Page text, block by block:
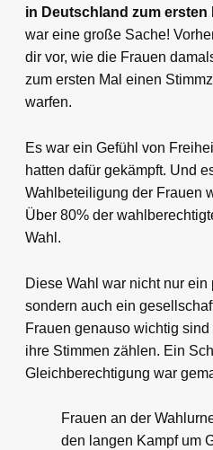
in Deutschland zum ersten
war eine große Sache!
dir vor, wie die Frauen
zum ersten Mal einen
warfen.
Es war ein Gefühl von
hatten dafür gekämpft. Und
Wahlbeteiligung der Frauen
Über 80% der
Wahl.
Diese Wahl war nicht nur
sondern auch ein
Frauen genauso wichtig
ihre Stimmen zählen. Ein
Gleichberechtigung war
Frauen an der
den langen Kampf um